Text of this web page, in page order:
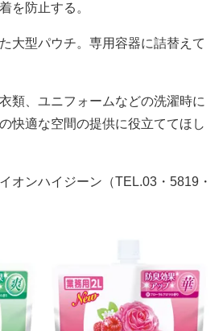
を防止する。
大型パウチ。専用容器に詰替えて
類、ユニフォームなどの洗濯時に
快適な空間の提供に役立ててほし
オンハイジーン（TEL.03・5819・